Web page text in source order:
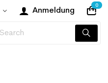
Anmeldung
0